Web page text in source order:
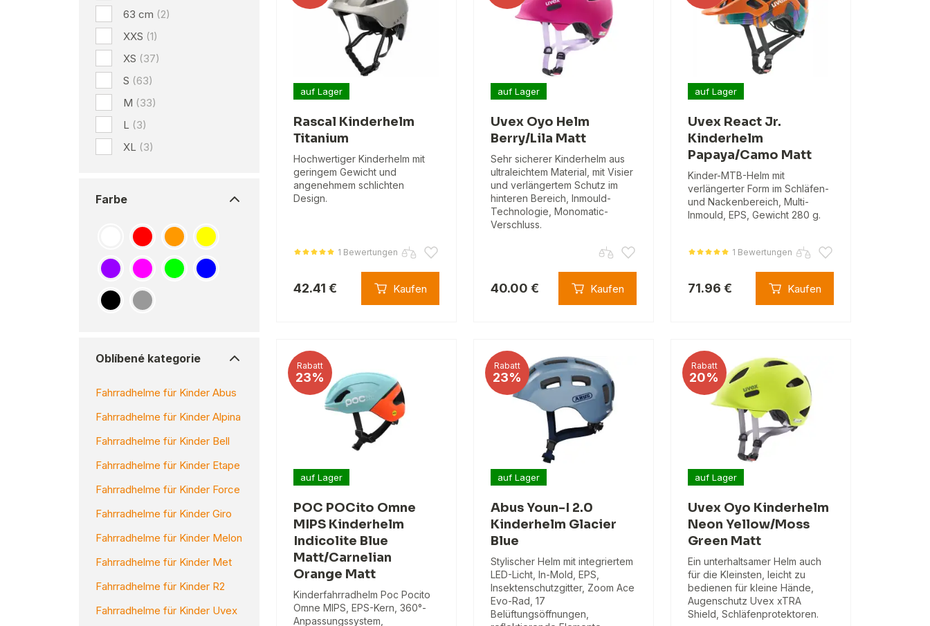
63 cm (2)
XXS (1)
XS (37)
S (63)
M (33)
L (3)
XL (3)
Farbe
Oblíbené kategorie
Fahrradhelme für Kinder Abus
Fahrradhelme für Kinder Alpina
Fahrradhelme für Kinder Bell
Fahrradhelme für Kinder Etape
Fahrradhelme für Kinder Force
Fahrradhelme für Kinder Giro
Fahrradhelme für Kinder Melon
Fahrradhelme für Kinder Met
Fahrradhelme für Kinder R2
Fahrradhelme für Kinder Uvex
auf Lager
Rascal Kinderhelm
Titanium
Hochwertiger Kinderhelm mit
geringem Gewicht und
angenehmem schlichten
Design.
1 Bewertungen
42.41 € Kaufen
auf Lager
Uvex Oyo Helm
Berry/Lila Matt
Sehr sicherer Kinderhelm aus
ultraleichtem Material, mit Visier
und verlängertem Schutz im
hinteren Bereich, Inmould-
Technologie, Monomatic-
Verschluss.
40.00 € Kaufen
auf Lager
Uvex React Jr.
Kinderhelm
Papaya/Camo Matt
Kinder-MTB-Helm mit
verlängerter Form im Schläfen-
und Nackenbereich, Multi-
Inmould, EPS, Gewicht 280 g.
1 Bewertungen
71.96 € Kaufen
Rabatt
23%
auf Lager
POC POCito Omne
MIPS Kinderhelm
Indicolite Blue
Matt/Carnelian
Orange Matt
Kinderfahrradhelm Poc Pocito
Omne MIPS, EPS-Kern, 360°-
Anpassungssystem,
Rabatt
23%
auf Lager
Abus Youn-I 2.0
Kinderhelm Glacier
Blue
Stylischer Helm mit integriertem
LED-Licht, In-Mold, EPS,
Insektenschutzgitter, Zoom Ace
Evo-Rad, 17
Belüftungsöffnungen,
Rabatt
20%
auf Lager
Uvex Oyo Kinderhelm
Neon Yellow/Moss
Green Matt
Ein unterhaltsamer Helm auch
für die Kleinsten, leicht zu
bedienen für kleine Hände,
Augenschutz Uvex xTRA
Shield, Schläfenprotektoren.